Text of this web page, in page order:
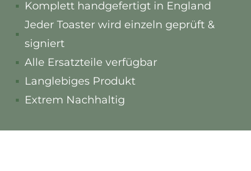
Komplett handgefertigt in England
Jeder Toaster wird einzeln geprüft &
signiert
Alle Ersatzteile verfügbar
Langlebiges Produkt
Extrem Nachhaltig